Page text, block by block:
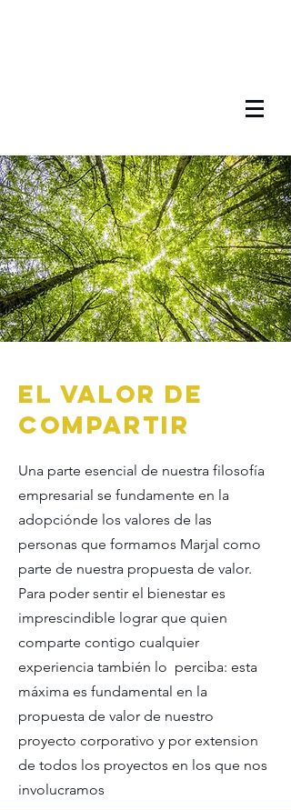
el valor de
compartir
Una parte esencial de nuestra filosofía
empresarial se fundamente en la
adopciónde los valores de las
personas que formamos Marjal como
parte de nuestra propuesta de valor.
Para poder sentir el bienestar es
imprescindible lograr que quien
comparte contigo cualquier
experiencia también lo perciba: esta
máxima es fundamental en la
propuesta de valor de nuestro
proyecto corporativo y por extension
de todos los proyectos en los que nos
involucramos